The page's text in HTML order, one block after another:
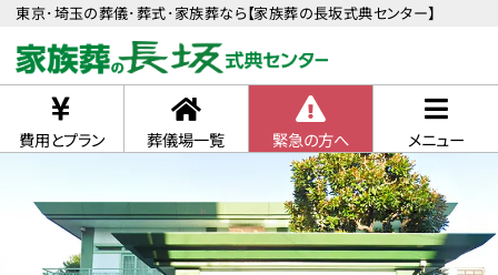
東京･埼玉の葬儀･葬式･家族葬なら【家族葬の長坂式典センター】
費用とプラン 葬儀場一覧 緊急の方へ メニュー